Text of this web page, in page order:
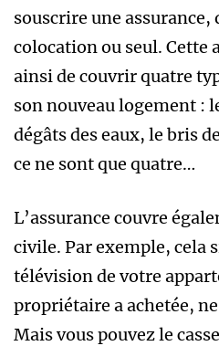
souscrire une assurance,
colocation ou seul. Cette
ainsi de couvrir quatre
son nouveau logement :
dégâts des eaux, le bris
ce ne sont que quatre…
L’assurance couvre
civile. Par exemple, cela
télévision de votre
propriétaire a achetée,
Mais vous pouvez le